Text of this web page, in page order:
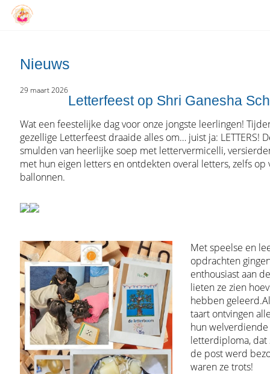
Nieuws
29 maart 2026
Letterfeest op Shri Ganesha
Wat een feestelijke dag voor onze jongste leerlingen!
gezellige Letterfeest draaide alles om… juist ja: LETTERS!
smulden van heerlijke soep met lettervermicelli,
met hun eigen letters en ontdekten overal letters, zelfs op
ballonnen.
Met speelse en
opdrachten
enthousiast aan
lieten ze zien
hebben
taart ontvingen
hun welverdiende
letterdiploma, dat
de post werd
waren ze trots!